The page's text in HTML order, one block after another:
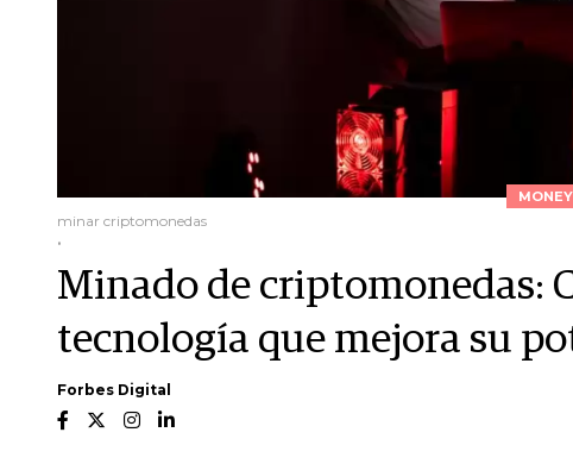
MONEY
minar criptomonedas
.
Minado de criptomonedas:
tecnología que mejora su
Forbes Digital